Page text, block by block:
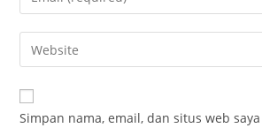
Simpan nama, email, dan situs web